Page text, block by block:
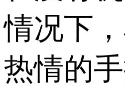
情况下
热情的